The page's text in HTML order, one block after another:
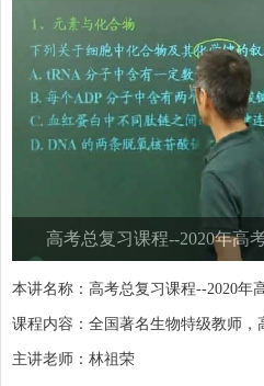
高考总复习课程--2020年高
本讲名称： 高考总复习课程--2020年
课程内容：
主讲老师： 林祖荣